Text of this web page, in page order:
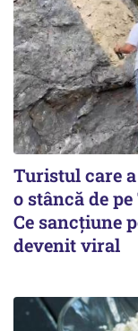
Turistul care
o stâncă de
Ce sancțiune
devenit viral